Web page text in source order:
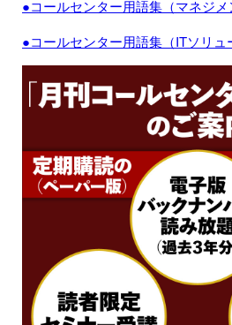
●コールセンター用語集（マネジメ
●コールセンター用語集（ITソリュ